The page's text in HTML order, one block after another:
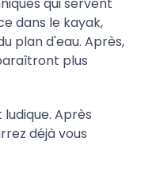
dans le kayak,
plan d'eau. Après,
plus
ludique. Après
déjà vous